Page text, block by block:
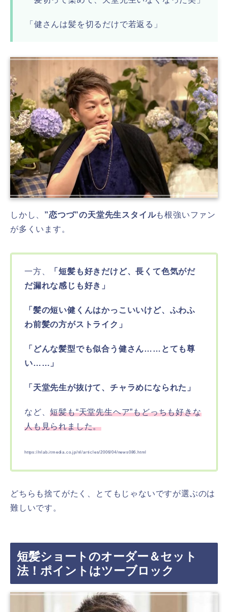
「健さんは髪を切るだけで若返る」
しかし、 ”恋つづ”の天堂先生スタイルも根強いファン
が多くいます。
一方、
「短髪も好きだけど、長くて色気がだ
だ漏れな感じも好き」
「髪の短い健くんはかっこいいけど、ふわふ
わ前髪の方がストライク」
「どんな髪型でも似合う健さん……とても尊
い……」
「天堂先生が抜けて、チャラめになられた」
など、短髪も“天堂先生ヘア”もどっちも好きな
人も見られました。
https://nlab.itmedia.co.jp/nl/articles/2006/04/news086.html
どちらも捨てがたく、とてもじゃないですが選ぶのは
難しいです。
短髪ショートのオーダー＆セット
法！ポイントはツーブロック